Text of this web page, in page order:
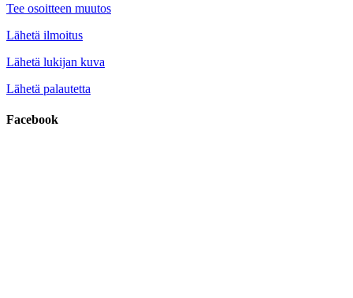
Tee osoitteen muutos
Lähetä ilmoitus
Lähetä lukijan kuva
Lähetä palautetta
Facebook